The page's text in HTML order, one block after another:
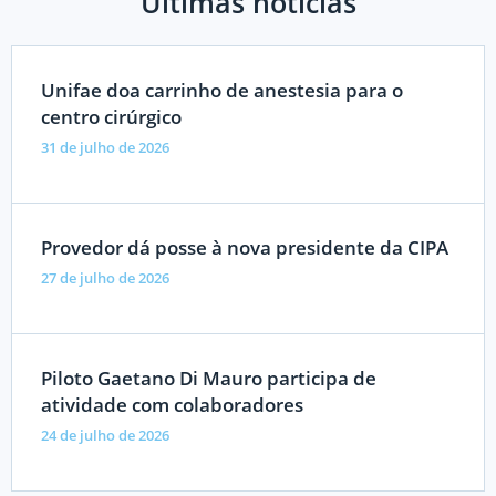
Unifae doa carrinho de anestesia para o
centro cirúrgico
31 de julho de 2026
Provedor dá posse à nova presidente da CIPA
27 de julho de 2026
Piloto Gaetano Di Mauro participa de
atividade com colaboradores
24 de julho de 2026